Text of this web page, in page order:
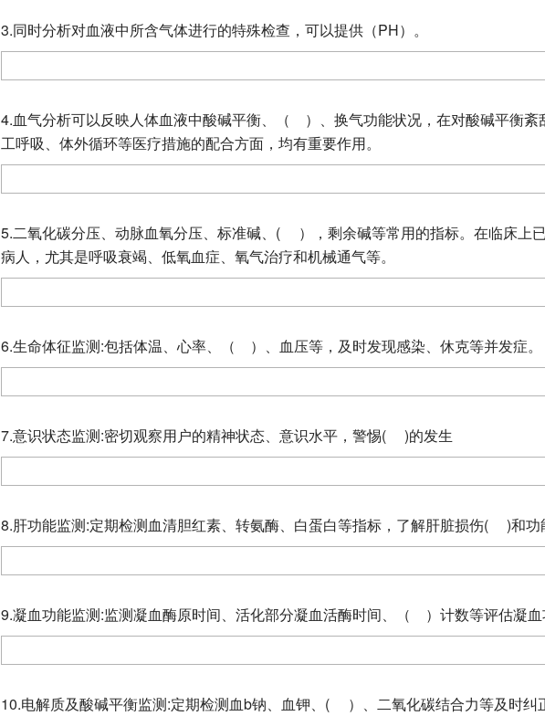
3.同时分析对血液中所含气体进行的特殊检查，可以提供（PH）。
4.血气分析可以反映人体血液中酸碱平衡、（ ）、换气功能状况，在对酸碱平衡紊
工呼吸、体外循环等医疗措施的配合方面，均有重要作用。
5.二氧化碳分压、动脉血氧分压、标准碱、( ），剩余碱等常用的指标。在临床上
病人，尤其是呼吸衰竭、低氧血症、氧气治疗和机械通气等。
6.生命体征监测:包括体温、心率、（ ）、血压等，及时发现感染、休克等并发症。
7.意识状态监测:密切观察用户的精神状态、意识水平，警惕( )的发生
8.肝功能监测:定期检测血清胆红素、转氨酶、白蛋白等指标，了解肝脏损伤( )和功
9.凝血功能监测:监测凝血酶原时间、活化部分凝血活酶时间、（ ）计数等评估凝
10.电解质及酸碱平衡监测:定期检测血b钠、血钾、( ）、二氧化碳结合力等及时纠